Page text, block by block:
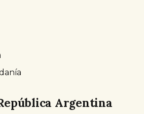
Argentina